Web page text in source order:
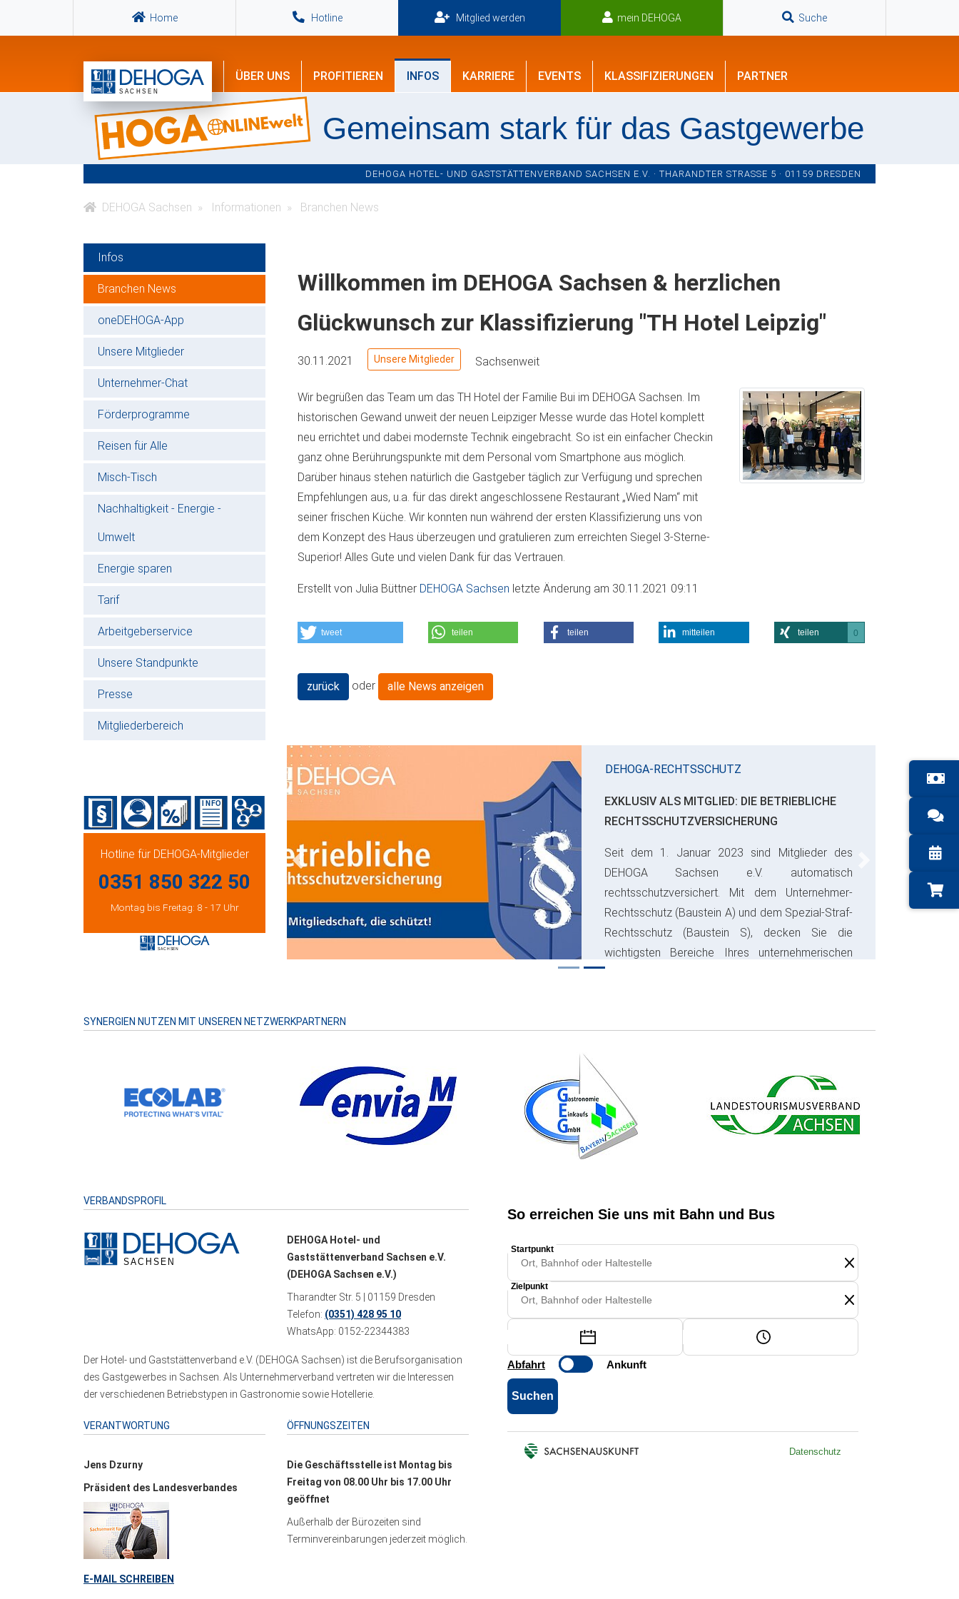
Home Hotline Mitglied werden mein DEHOGA Suche
ÜBER UNS PROFITIEREN INFOS KARRIERE EVENTS KLASSIFIZIERUNGEN PARTNER
Gemeinsam stark für das Gastgewerbe
DEHOGA HOTEL- UND GASTSTÄTTENVERBAND SACHSEN E.V. · THARANDTER STRASSE 5 · 01159 DRESDEN
DEHOGA Sachsen Informationen Branchen News
Infos
Branchen News
oneDEHOGA-App
Unsere Mitglieder
Unternehmer-Chat
Förderprogramme
Reisen für Alle
Misch-Tisch
Nachhaltigkeit - Energie -
Umwelt
Energie sparen
Tarif
Arbeitgeberservice
Unsere Standpunkte
Presse
Mitgliederbereich
Hotline für DEHOGA-Mitglieder
0351 850 322 50
Montag bis Freitag: 8 - 17 Uhr
Willkommen im DEHOGA Sachsen & herzlichen
Glückwunsch zur Klassifizierung "TH Hotel Leipzig"
30.11.2021 Unsere Mitglieder Sachsenweit
Wir begrüßen das Team um das TH Hotel der Familie Bui im DEHOGA Sachsen. Im
historischen Gewand unweit der neuen Leipziger Messe wurde das Hotel komplett
neu errichtet und dabei modernste Technik eingebracht. So ist ein einfacher Checkin
ganz ohne Berührungspunkte mit dem Personal vom Smartphone aus möglich.
Darüber hinaus stehen natürlich die Gastgeber täglich zur Verfügung und sprechen
Empfehlungen aus, u.a. für das direkt angeschlossene Restaurant „Wied Nam“ mit
seiner frischen Küche. Wir konnten nun während der ersten Klassifizierung uns von
dem Konzept des Haus überzeugen und gratulieren zum erreichten Siegel 3-Sterne-
Superior! Alles Gute und vielen Dank für das Vertrauen.
Erstellt von Julia Büttner DEHOGA Sachsen letzte Änderung am 30.11.2021 09:11
tweet teilen teilen mitteilen teilen 0
zurück oder alle News anzeigen
DEHOGA-RECHTSSCHUTZ
EXKLUSIV ALS MITGLIED: DIE BETRIEBLICHE
RECHTSSCHUTZVERSICHERUNG
Seit dem 1. Januar 2023 sind Mitglieder des
DEHOGA Sachsen e.V. automatisch
rechtsschutzversichert. Mit dem Unternehmer-
Rechtsschutz (Baustein A) und dem Spezial-Straf-
Rechtsschutz (Baustein S), decken Sie die
wichtigsten Bereiche Ihres unternehmerischen
Risikos ab und sparen bares Geld.
Previous
SYNERGIEN NUTZEN MIT UNSEREN NETZWERKPARTNERN
VERBANDSPROFIL
DEHOGA Hotel- und
Gaststättenverband Sachsen e.V.
(DEHOGA Sachsen e.V.)
Tharandter Str. 5 | 01159 Dresden
Telefon: (0351) 428 95 10
WhatsApp: 0152-22344383
Der Hotel- und Gaststättenverband e.V. (DEHOGA Sachsen) ist die Berufsorganisation
des Gastgewerbes in Sachsen. Als Unternehmerverband vertreten wir die Interessen
der verschiedenen Betriebstypen in Gastronomie sowie Hotellerie.
VERANTWORTUNG
Jens Dzurny
Präsident des Landesverbandes
E-MAIL SCHREIBEN
ÖFFNUNGSZEITEN
Die Geschäftsstelle ist Montag bis
Freitag von 08.00 Uhr bis 17.00 Uhr
geöffnet
Außerhalb der Bürozeiten sind
Terminvereinbarungen jederzeit möglich.